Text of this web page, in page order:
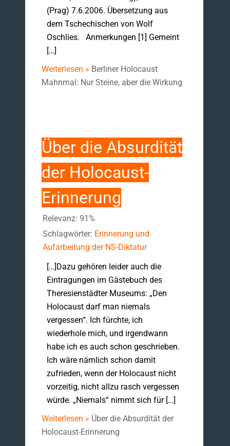
(Prag) 7.6.2006. Übersetzung aus
dem Tschechischen von Wolf
Oschlies. Anmerkungen [1] Gemeint
[…]
Weiterlesen » Berliner Holocaust
Mahnmal: Nur Steine, aber die Wirkung
Über die Absurdität
der Holocaust-
Erinnerung
Relevanz: 91%
Schlagwörter: Erinnerung und
Aufarbeitung der NS-Diktatur
[…]Dazu gehören leider auch die
Eintragungen im Gästebuch des
Theresienstädter Museums: „Den
Holocaust darf man niemals
vergessen“. Ich fürchte, ich
wiederhole mich, und irgendwann
habe ich es auch schon geschrieben.
Ich wäre nämlich schon damit
zufrieden, wenn der Holocaust nicht
vorzeitig, nicht allzu rasch vergessen
würde. „Niemals“ nimmt sich für […]
Weiterlesen » Über die Absurdität der
Holocaust-Erinnerung